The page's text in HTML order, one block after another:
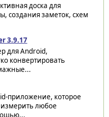
доска для
создания заметок, схем
3.9.17
для Android,
конвертировать
приложение, которое
измерить любое